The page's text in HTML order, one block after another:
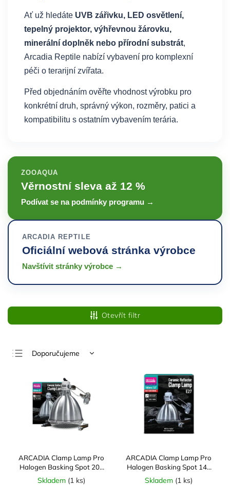
Ať už hledáte UVB zářivku, LED osvětlení,
tepelný projektor, výhřevnou žárovku,
minerální doplněk nebo přírodní substrát,
Arcadia Reptile nabízí vybavení pro komplexní
péči o terarijní zvířata.
Před objednáním ověřte vhodnost výrobku pro
konkrétní druh, správný výkon, rozměry, patici a
kompatibilitu s ostatním vybavením terária.
ZOOAQUA
Věrnostní sleva až 12 %
Podívat se na podmínky programu →
ARCADIA REPTILE
Oficiální webová stránka výrobce
Navštívit stránky výrobce →
Otevřít filtr
Doporučujeme
Nejdražší
Nejprodávanější
Abecedně
ARCADIA Clamp Lamp Pro
Halogen Basking Spot 200
mm
Skladem (1 ks)
ARCADIA Clamp Lamp Pro
Halogen Basking Spot 140
mm
Skladem (1 ks)